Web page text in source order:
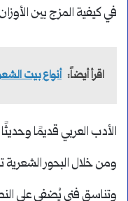
في كيفية المزج بين
اقرأ أيضاً: أنواع بيت
الأدب العربي قديمًا وحديثًا
ومن خلال البحور الشعرية
وتناسق فني يُضفي على